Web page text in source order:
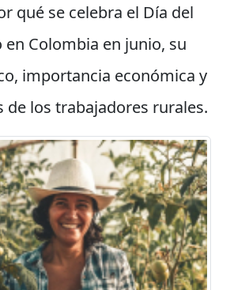
qué se celebra el Día del
en Colombia en junio, su
importancia económica y
de los trabajadores rurales.